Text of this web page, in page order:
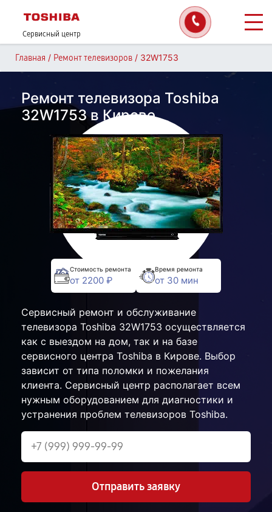
Сервисный центр
Главная / Ремонт телевизоров / 32W1753
Ремонт телевизора Toshiba
32W1753 в Кирове
Стоимость ремонта
от 2200 ₽
Время ремонта
от 30 мин
Сервисный ремонт и обслуживание
телевизора Toshiba 32W1753 осуществляется
как с выездом на дом, так и на базе
сервисного центра Toshiba в Кирове. Выбор
зависит от типа поломки и пожелания
клиента. Сервисный центр располагает всем
нужным оборудованием для диагностики и
устранения проблем телевизоров Toshiba.
Отправить заявку